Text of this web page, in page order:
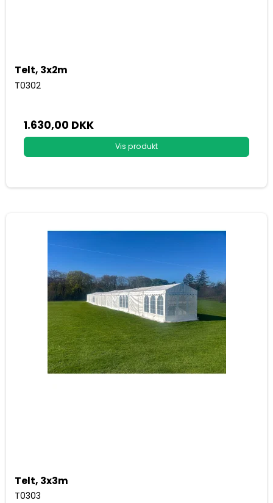
Telt, 3x2m
T0302
1.630,00 DKK
Vis produkt
Telt, 3x3m
T0303